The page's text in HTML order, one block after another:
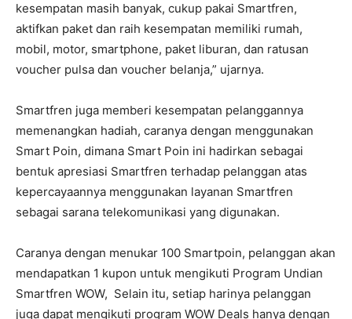
kesempatan masih banyak, cukup pakai Smartfren,
aktifkan paket dan raih kesempatan memiliki rumah,
mobil, motor, smartphone, paket liburan, dan ratusan
voucher pulsa dan voucher belanja,” ujarnya.
Smartfren juga memberi kesempatan pelanggannya
memenangkan hadiah, caranya dengan menggunakan
Smart Poin, dimana Smart Poin ini hadirkan sebagai
bentuk apresiasi Smartfren terhadap pelanggan atas
kepercayaannya menggunakan layanan Smartfren
sebagai sarana telekomunikasi yang digunakan.
Caranya dengan menukar 100 Smartpoin, pelanggan akan
mendapatkan 1 kupon untuk mengikuti Program Undian
Smartfren WOW, Selain itu, setiap harinya pelanggan
juga dapat mengikuti program WOW Deals hanya dengan